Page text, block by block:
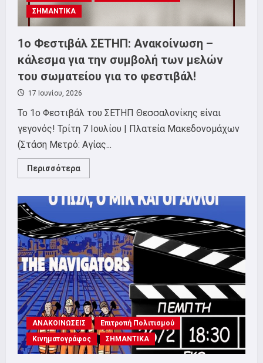
ΣΗΜΑΝΤΙΚΑ
1o Φεστιβάλ ΣΕΤΗΠ: Ανακοίνωση –
κάλεσμα για την συμβολή των μελών
του σωματείου για το φεστιβάλ!
17 Ιουνίου, 2026
To 1o Φεστιβάλ του ΣΕΤΗΠ Θεσσαλονίκης είναι
γεγονός! Τρίτη 7 Ιουλίου | Πλατεία Μακεδονομάχων
(Στάση Μετρό: Αγίας...
Περισσότερα
more
Φεστιβάλ
ΣΕΤΗΠ:
Ανακοίνωση
–
κάλεσμα
για
την
συμβολή
των
μελών
του
σωματείου
για
το
φεστιβάλ!
ΑΝΑΚΟΙΝΩΣΕΙΣ
Επιτροπή Πολιτισμού
Κινηματογράφος
ΣΗΜΑΝΤΙΚΑ